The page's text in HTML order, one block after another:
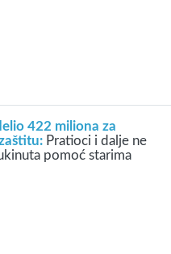
422 miliona za
Pratioci i dalje ne
pomoć starima